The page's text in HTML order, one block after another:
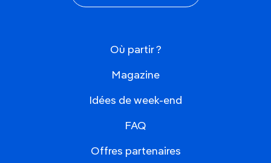
Où partir ?
Magazine
Idées de week-end
FAQ
Offres partenaires